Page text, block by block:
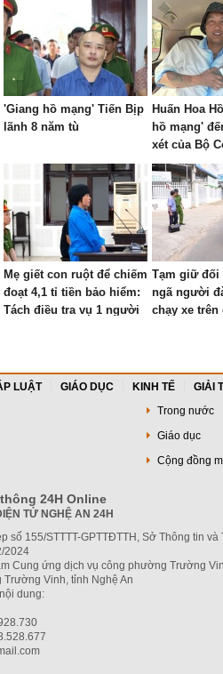
'Giang hồ mạng' Tiến Bịp
lãnh 8 năm tù
Huấn Hoa
hồ mạng'
xét của Bộ
Mẹ giết con ruột để chiếm
đoạt 4,1 tỉ tiền bảo hiểm:
Tách điều tra vụ 1 người
Tạm giữ đối
ngã người
chạy xe trên
LUẬT GIÁO DỤC KINH TẾ GIẢI
Trong nước
Giáo dục
Cộng đồng
24H Online
TỬ NGHỆ AN 24H
số 155/STTTT-GPTTĐTTH, Sở Thông tin và
2024
Cung ứng dịch vụ công phường Trường
Vinh, tỉnh Nghệ An
dung: